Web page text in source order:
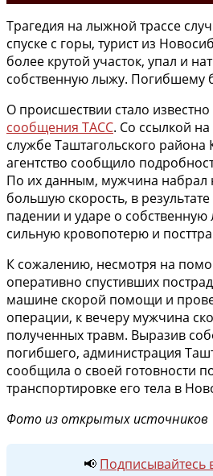
Трагедия на лыжной трассе
спуске с горы, турист из
более крутой участок, упал и
собственную лыжу. Погибшему
О происшествии стало
сообщения ТАСС. Со ссылкой
службе Таштагольского района
агентство сообщило
По их данным, мужчина набрал
большую скорость, в
падении и ударе о
сильную кровопотерю и
К сожалению, несмотря на
оперативно спустивших
машине скорой помощи и
операции, к вечеру мужчина
полученных травм. Выразив
погибшего, администрация
сообщила о своей готовности
транспортировке его тела в
Фото из открытых источников
📢 Подписывайтесь